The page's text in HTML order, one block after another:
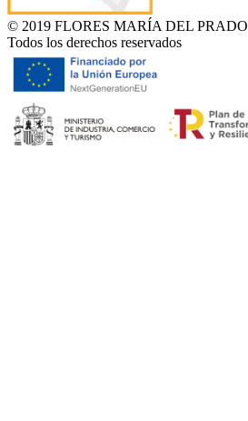
© 2019 FLORES MARÍA DEL PRADO
Todos los derechos reservados